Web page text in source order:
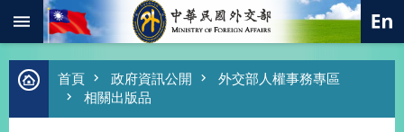
跳到主要內容區塊
進
階
首頁 政府資訊公開
外交部人權事務專區
相關出版品